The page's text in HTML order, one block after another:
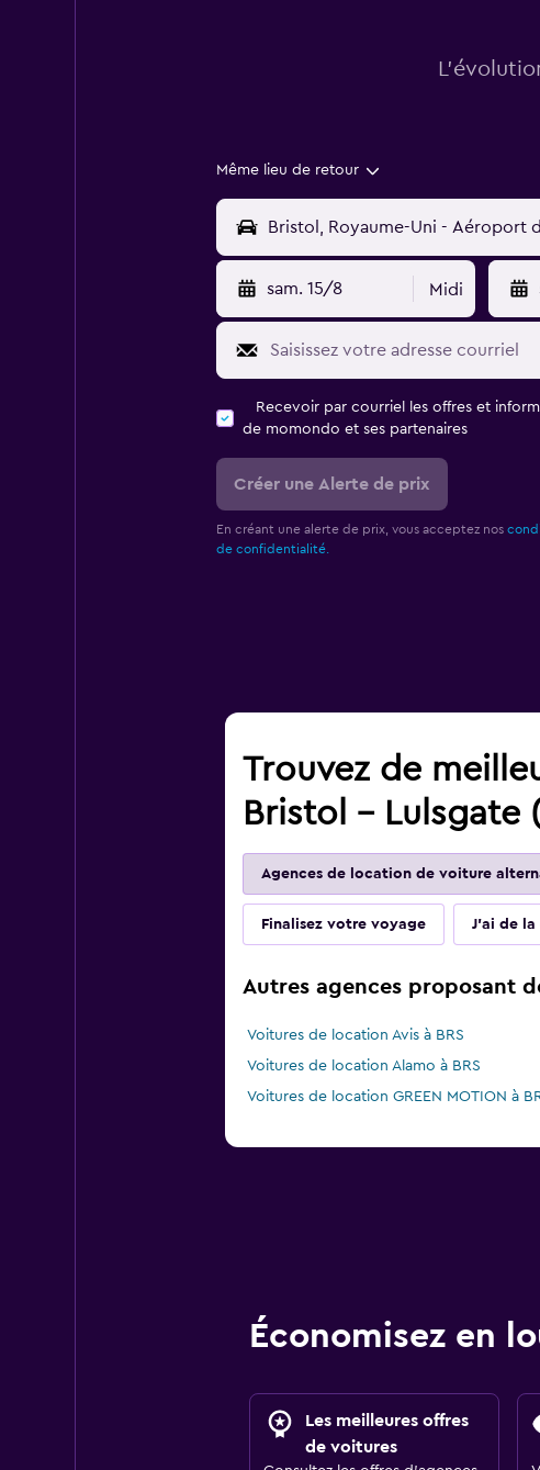
Même lieu de retour
sam. 15/8 Midi
Recevoir par courriel les offres et
de momondo et ses partenaires
Créer une Alerte de prix
En créant une alerte de prix, vous acceptez nos
de confidentialité.
Trouvez de
Bristol - Lulsgate
Agences de location de voiture
Finalisez votre voyage J'ai de la
Autres agences proposant
Voitures de location Avis à BRS
Voitures de location Alamo à BRS
Voitures de location GREEN MOTION à
Économisez en
Les meilleures offres
de voitures